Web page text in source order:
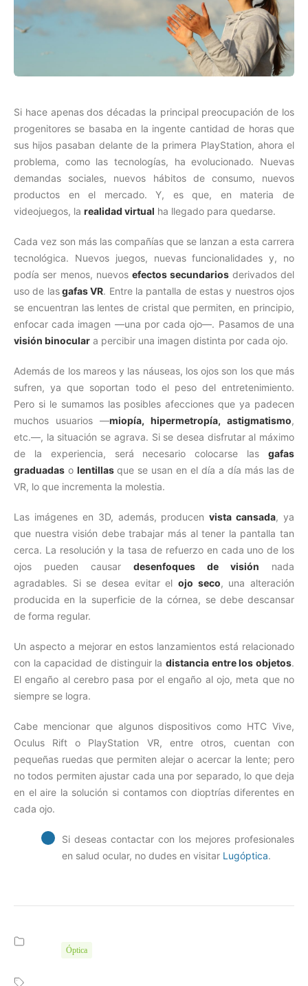
Si hace apenas dos décadas la principal preocupación de los
progenitores se basaba en la ingente cantidad de horas que
sus hijos pasaban delante de la primera PlayStation, ahora el
problema, como las tecnologías, ha evolucionado. Nuevas
demandas sociales, nuevos hábitos de consumo, nuevos
productos en el mercado. Y, es que, en materia de
videojuegos, la realidad virtual ha llegado para quedarse.
Cada vez son más las compañías que se lanzan a esta carrera
tecnológica. Nuevos juegos, nuevas funcionalidades y, no
podía ser menos, nuevosefectos secundarios derivados del
uso de lasgafas VR. Entre la pantalla de estas y nuestros ojos
se encuentran las lentes de cristal que permiten, en principio,
enfocar cada imagen —una por cada ojo—. Pasamos de una
visión binocular a percibir una imagen distinta por cada ojo.
Además de los mareos y las náuseas, los ojos son los que más
sufren, ya que soportan todo el peso del entretenimiento.
Pero si le sumamos las posibles afecciones que ya padecen
muchos usuarios —miopía, hipermetropía, astigmatismo,
etc.—, la situación se agrava. Si se desea disfrutar al máximo
de la experiencia, será necesario colocarse las gafas
graduadas o lentillas que se usan en el día a día más las de
VR, lo que incrementa la molestia.
Las imágenes en 3D, además, producenvista cansada, ya
que nuestra visión debe trabajar más al tener la pantalla tan
cerca. La resolución y la tasa de refuerzo en cada uno de los
ojos pueden causar desenfoques de visión nada
agradables. Si se desea evitar el ojo seco, una alteración
producida en la superficie de la córnea, se debe descansar
de forma regular.
Un aspecto a mejorar en estos lanzamientos está relacionado
con la capacidad de distinguir la distancia entre los objetos.
El engaño al cerebro pasa por el engaño al ojo, meta que no
siempre se logra.
Cabe mencionar que algunos dispositivos como HTC Vive,
Oculus Rift o PlayStation VR, entre otros, cuentan con
pequeñas ruedas que permiten alejar o acercar la lente; pero
no todos permiten ajustar cada una por separado, lo que deja
en el aire la solución si contamos con dioptrías diferentes en
cada ojo.
Si deseas contactar con los mejores profesionales
en salud ocular, no dudes en visitar Lugóptica.
Óptica